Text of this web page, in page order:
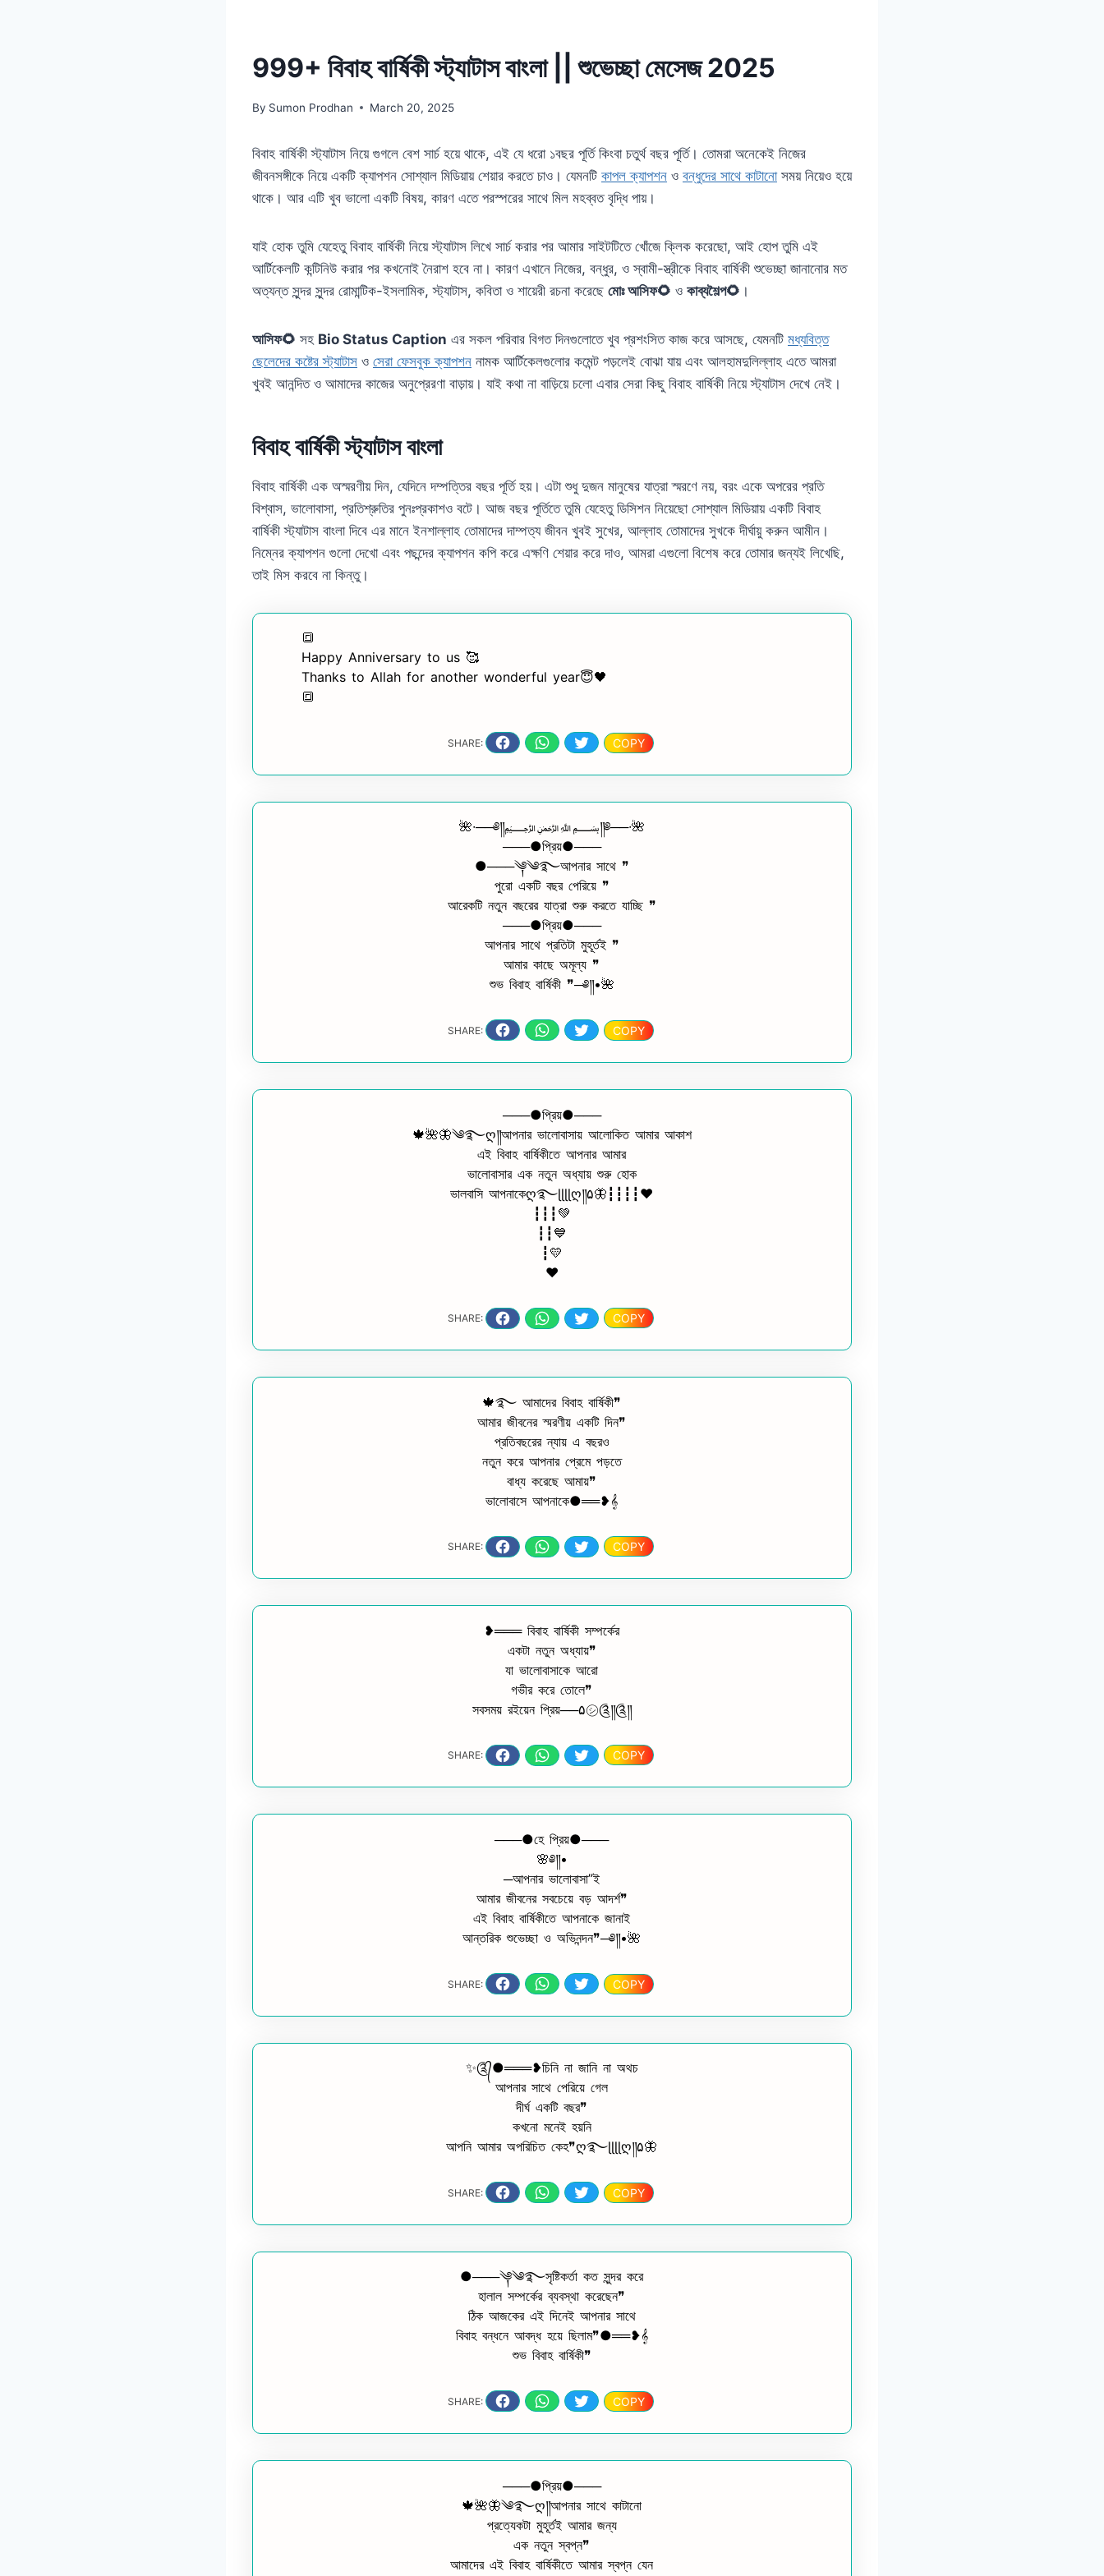
999+ বিবাহ বার্ষিকী স্ট্যাটাস বাংলা || শুভেচ্ছা মেসেজ 2025
By Sumon Prodhan March 20, 2025
বিবাহ বার্ষিকী স্ট্যাটাস নিয়ে গুগলে বেশ সার্চ হয়ে থাকে, এই যে ধরো ১বছর পূর্তি কিংবা চতুর্থ বছর পূর্তি। তোমরা অনেকেই নিজের
জীবনসঙ্গীকে নিয়ে একটি ক্যাপশন সোশ্যাল মিডিয়ায় শেয়ার করতে চাও। যেমনটি কাপল ক্যাপশন ও বন্ধুদের সাথে কাটানোসময় নিয়েও হয়ে
থাকে। আর এটি খুব ভালো একটি বিষয়, কারণ এতে পরস্পরের সাথে মিল মহব্বত বৃদ্ধি পায়।
যাই হোক তুমি যেহেতু বিবাহ বার্ষিকী নিয়ে স্ট্যাটাস লিখে সার্চ করার পর আমার সাইটটিতে খোঁজে ক্লিক করেছো, আই হোপ তুমি এই
আর্টিকেলটি কন্টিনিউ করার পর কখনোই নৈরাশ হবে না। কারণ এখানে নিজের, বন্ধুর, ও স্বামী-স্ত্রীকে বিবাহ বার্ষিকী শুভেচ্ছা জানানোর মত
অত্যন্ত সুন্দর সুন্দর রোমান্টিক-ইসলামিক, স্ট্যাটাস, কবিতা ও শায়েরী রচনা করেছে মোঃ আসিফ🌻 ও কাব্যশৈল্প🌻 ।
আসিফ🌻 সহ Bio Status Caption এর সকল পরিবার বিগত দিনগুলোতে খুব প্রশংসিত কাজ করে আসছে, যেমনটি মধ্যবিত্ত
ছেলেদের কষ্টের স্ট্যাটাস ও সেরা ফেসবুক ক্যাপশন নামক আর্টিকেলগুলোর কমেন্ট পড়লেই বোঝা যায় এবং আলহামদুলিল্লাহ এতে আমরা
খুবই আনন্দিত ও আমাদের কাজের অনুপ্রেরণা বাড়ায়। যাই কথা না বাড়িয়ে চলো এবার সেরা কিছু বিবাহ বার্ষিকী নিয়ে স্ট্যাটাস দেখে নেই।
বিবাহ বার্ষিকী স্ট্যাটাস বাংলা
বিবাহ বার্ষিকী এক অস্মরণীয় দিন, যেদিনে দম্পত্তির বছর পূর্তি হয়। এটা শুধু দুজন মানুষের যাত্রা স্মরণে নয়, বরং একে অপরের প্রতি
বিশ্বাস, ভালোবাসা, প্রতিশ্রুতির পুনঃপ্রকাশও বটে। আজ বছর পূর্তিতে তুমি যেহেতু ডিসিশন নিয়েছো সোশ্যাল মিডিয়ায় একটি বিবাহ
বার্ষিকী স্ট্যাটাস বাংলা দিবে এর মানে ইনশাল্লাহ তোমাদের দাম্পত্য জীবন খুবই সুখের, আল্লাহ তোমাদের সুখকে দীর্ঘায়ু করুন আমীন।
নিম্নের ক্যাপশন গুলো দেখো এবং পছন্দের ক্যাপশন কপি করে এক্ষণি শেয়ার করে দাও, আমরা এগুলো বিশেষ করে তোমার জন্যই লিখেছি,
তাই মিস করবে না কিন্তু।
🔳
Happy Anniversary to us 🥰
Thanks to Allah for another wonderful year😇🖤
🔳
SHARE: COPY
🌺∙──༅༎﷽༎༅──∙🌺
───●প্রিয়●───
●───༆༄࿐আপনার সাথে ❞
পুরো একটি বছর পেরিয়ে ❞
আরেকটি নতুন বছরের যাত্রা শুরু করতে যাচ্ছি ❞
───●প্রিয়●───
আপনার সাথে প্রতিটা মুহূর্তই ❞
আমার কাছে অমূল্য ❞
শুভ বিবাহ বার্ষিকী ❞─༅༎•🌺
SHARE: COPY
───●প্রিয়●───
🍁🌺🦋༄࿐ღ༎আপনার ভালোবাসায় আলোকিত আমার আকাশ
এই বিবাহ বার্ষিকীতে আপনার আমার
ভালোবাসার এক নতুন অধ্যায় শুরু হোক
ভালবাসি আপনাকেღ࿐ɭɭɭɭღ༎۵🦋┇┇┇┇♥️
┇┇┇💚
┇┇💙
┇💛
❤️
SHARE: COPY
🍁࿐ আমাদের বিবাহ বার্ষিকী❞
আমার জীবনের স্মরণীয় একটি দিন❞
প্রতিবছরের ন্যায় এ বছরও
নতুন করে আপনার প্রেমে পড়তে
বাধ্য করেছে আমায়❞
ভালোবাসে আপনাকে●══❥𝄞
SHARE: COPY
❥═══ বিবাহ বার্ষিকী সম্পর্কের
একটা নতুন অধ্যায়❞
যা ভালোবাসাকে আরো
গভীর করে তোলে❞
সবসময় রইয়েন প্রিয়──۵㋛︎༊༎༊༎
SHARE: COPY
───●হে প্রিয়●───
🌸༅༎•
─আপনার ভালোবাসা”ই
আমার জীবনের সবচেয়ে বড় আদর্শ❞
এই বিবাহ বার্ষিকীতে আপনাকে জানাই
আন্তরিক শুভেচ্ছা ও অভিনন্দন❞─༅༎•🌺
SHARE: COPY
✨༊᭄●═══❥চিনি না জানি না অথচ
আপনার সাথে পেরিয়ে গেল
দীর্ঘ একটি বছর❞
কখনো মনেই হয়নি
আপনি আমার অপরিচিত কেহ❞ღ࿐ɭɭɭɭღ༎۵🦋
SHARE: COPY
●───༆༄࿐সৃষ্টিকর্তা কত সুন্দর করে
হালাল সম্পর্কের ব্যবস্থা করেছেন❞
ঠিক আজকের এই দিনেই আপনার সাথে
বিবাহ বন্ধনে আবদ্ধ হয়ে ছিলাম❞●══❥𝄞
শুভ বিবাহ বার্ষিকী❞
SHARE: COPY
───●প্রিয়●───
🍁🌺🦋༄࿐ღ༎আপনার সাথে কাটানো
প্রত্যেকটা মুহূর্তই আমার জন্য
এক নতুন স্বপ্ন❞
আমাদের এই বিবাহ বার্ষিকীতে আমার স্বপ্ন যেন